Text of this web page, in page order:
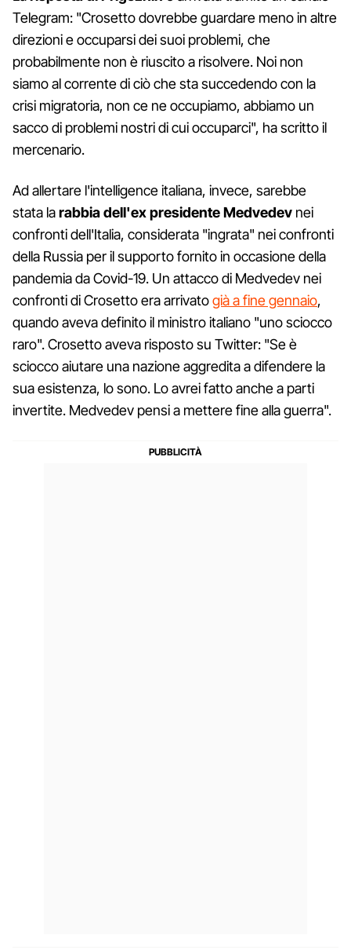
Telegram: "Crosetto dovrebbe guardare meno in altre
direzioni e occuparsi dei suoi problemi, che
probabilmente non è riuscito a risolvere. Noi non
siamo al corrente di ciò che sta succedendo con la
crisi migratoria, non ce ne occupiamo, abbiamo un
sacco di problemi nostri di cui occuparci", ha scritto il
mercenario.
Ad allertare l'intelligence italiana, invece, sarebbe
stata larabbia dell'ex presidente Medvedev nei
confronti dell'Italia, considerata "ingrata" nei confronti
della Russia per il supporto fornito in occasione della
pandemia da Covid-19. Un attacco di Medvedev nei
confronti di Crosetto era arrivatogià a fine gennaio,
quando aveva definito il ministro italiano "uno sciocco
raro". Crosetto aveva risposto su Twitter: "Se è
sciocco aiutare una nazione aggredita a difendere la
sua esistenza, lo sono. Lo avrei fatto anche a parti
invertite. Medvedev pensi a mettere fine alla guerra".